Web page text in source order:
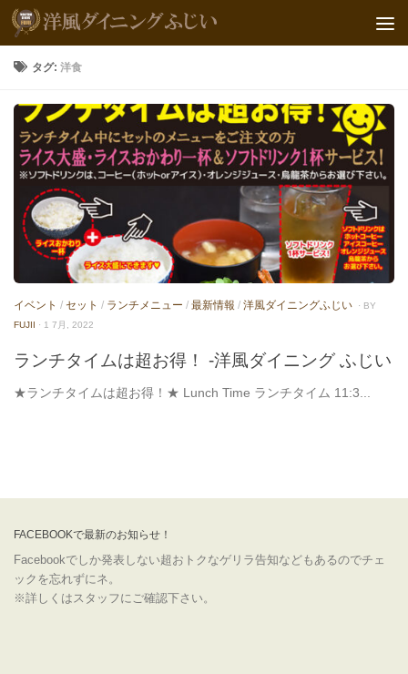
タグ:洋食
イベント / セット / ランチメニュー / 最新情報 / 洋風ダイニングふじい
· BY
FUJII · 1 7月, 2022
ランチタイムは超お得！ -洋風ダイニング ふじい
★ランチタイムは超お得！★ Lunch Time ランチタイム 11:3...
FACEBOOKで最新のお知らせ！
Facebookでしか発表しない超おトクなゲリラ告知などもあるのでチェ
ックを忘れずにネ。
※詳しくはスタッフにご確認下さい。